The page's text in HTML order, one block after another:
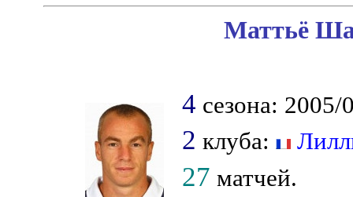
Маттьё
4 сезона:
2 клуба:
27 матчей.